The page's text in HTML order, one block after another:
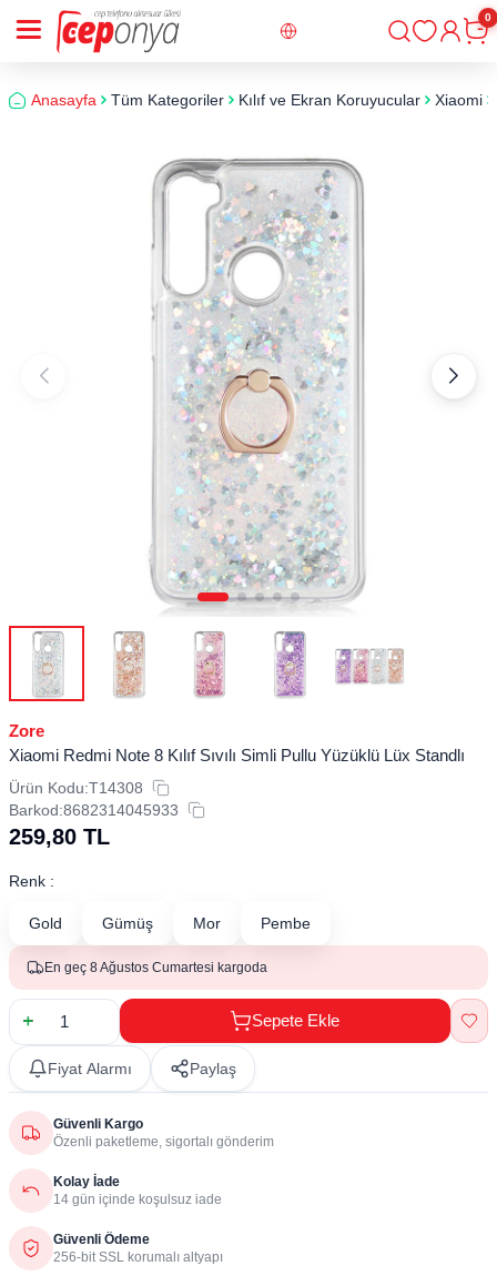
Giriş
0
Anasayfa Tüm Kategoriler Kılıf ve Ekran Koruyucular Xiaomi
Zore
Xiaomi Redmi Note 8 Kılıf Sıvılı Simli Pullu Yüzüklü Lüx Standlı
Ürün Kodu:T14308
Barkod:8682314045933
259,80 TL
Renk :
Gold Gümüş Mor Pembe
En geç 8 Ağustos Cumartesi kargoda
Sepete Ekle
Fiyat Alarmı Paylaş
Güvenli Kargo
Özenli paketleme, sigortalı gönderim
Kolay İade
14 gün içinde koşulsuz iade
Güvenli Ödeme
256-bit SSL korumalı altyapı